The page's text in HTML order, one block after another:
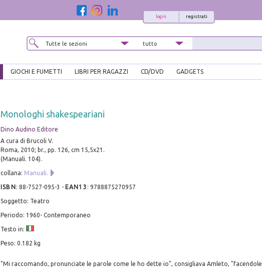
registrati
login
GIOCHI E FUMETTI LIBRI PER RAGAZZI CD/DVD GADGETS
Monologhi shakespeariani
Dino Audino Editore
A cura di Brucoli V.
Roma, 2010; br., pp. 126, cm 15,5x21.
(Manuali. 104).
collana: Manuali.
ISBN : 88-7527-095-3 - EAN13 : 9788875270957
Soggetto: Teatro
Periodo: 1960- Contemporaneo
Testo in:
Peso: 0.182 kg
"Mi raccomando, pronunciate le parole come le ho dette io", consigliava Amleto,